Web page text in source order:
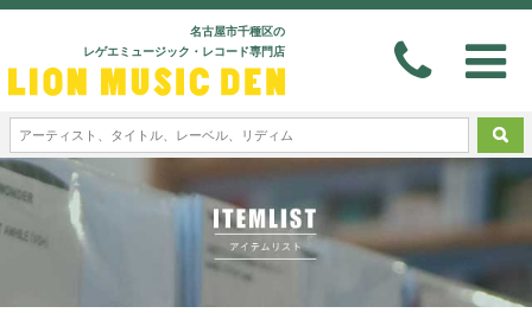
名古屋市千種区の
レゲエミュージック・レコード専門店